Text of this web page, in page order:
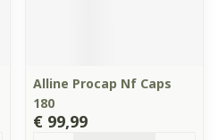
Alline Procap Nf Caps
180
€ 99,99